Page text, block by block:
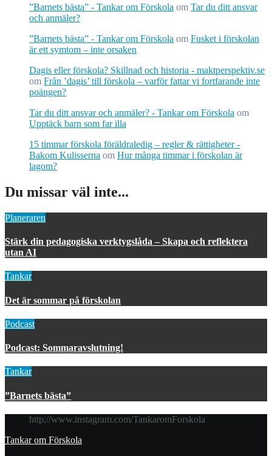
”Barnets bästa” - Tankar om Förskola om Tar du ditt ansvar
och anmäler?
”Barnets bästa” - Tankar om Förskola om Fusket i förskolan
är ett symtom – inte orsaken
Dagis eller förskola? Skillnad och historia - maktperspektiv.se
om Från ’dagis’ till förskola – varför fattar vi fortfarande inte
poängen?
Tar du ditt ansvar och anmäler? - Tankar om Förskola om
Upptäck barn som far illa
15 timmar förskola föräldraledig – regler & rättigheter -
Bakom Kulisserna om Hur många timmar i förskolan är
lagom?
Du missar väl inte...
Planeraren
Stärk din pedagogiska verktygslåda – Skapa och reflektera
utan AI
Tankar
Det är sommar på förskolan
Podcast
Podcast: Sommaravslutning!
Tankar
”Barnets bästa”
http://www.instagram.com/TankaromForskola
Tankar om Förskola